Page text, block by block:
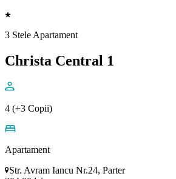
3 Stele Apartament
Christa Central 1
4 (+3 Copii)
Apartament
Str. Avram Iancu Nr.24, Parter